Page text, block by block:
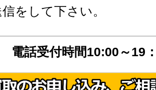
をして下さい。
電話受付時間10:00～19